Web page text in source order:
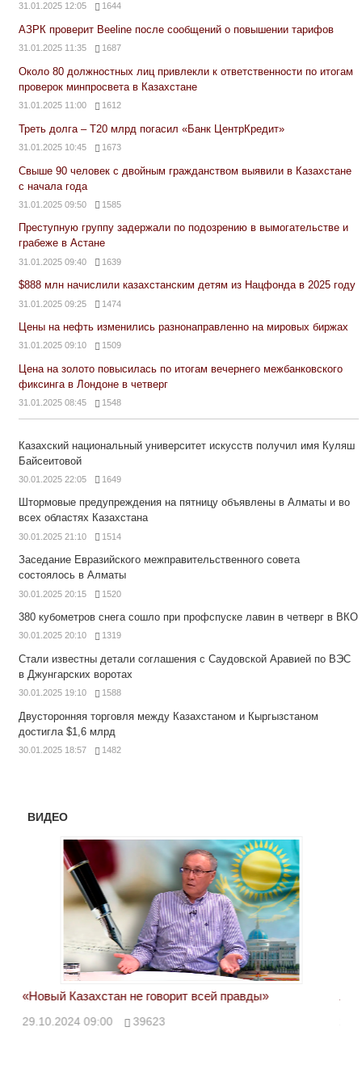
31.01.2025 12:05 1644
АЗРК проверит Beeline после сообщений о повышении тарифов
31.01.2025 11:35 1687
Около 80 должностных лиц привлекли к ответственности по итогам
проверок минпросвета в Казахстане
31.01.2025 11:00 1612
Треть долга – Т20 млрд погасил «Банк ЦентрКредит»
31.01.2025 10:45 1673
Свыше 90 человек с двойным гражданством выявили в Казахстане
с начала года
31.01.2025 09:50 1585
Преступную группу задержали по подозрению в вымогательстве и
грабеже в Астане
31.01.2025 09:40 1639
$888 млн начислили казахстанским детям из Нацфонда в 2025 году
31.01.2025 09:25 1474
Цены на нефть изменились разнонаправленно на мировых биржах
31.01.2025 09:10 1509
Цена на золото повысилась по итогам вечернего межбанковского
фиксинга в Лондоне в четверг
31.01.2025 08:45 1548
Казахский национальный университет искусств получил имя Куляш
Байсеитовой
30.01.2025 22:05 1649
Штормовые предупреждения на пятницу объявлены в Алматы и во
всех областях Казахстана
30.01.2025 21:10 1514
Заседание Евразийского межправительственного совета
состоялось в Алматы
30.01.2025 20:15 1520
380 кубометров снега сошло при профспуске лавин в четверг в ВКО
30.01.2025 20:10 1319
Стали известны детали соглашения с Саудовской Аравией по ВЭС
в Джунгарских воротах
30.01.2025 19:10 1588
Двусторонняя торговля между Казахстаном и Кыргызстаном
достигла $1,6 млрд
30.01.2025 18:57 1482
ВИДЕО
«Новый Казахстан не говорит всей правды»
29.10.2024 09:00 39623